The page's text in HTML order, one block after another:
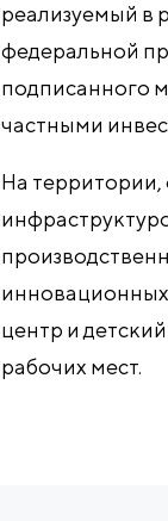
реализуемый в
федеральной
подписанного
частными
На
инновационных
центр и
рабочих мест.